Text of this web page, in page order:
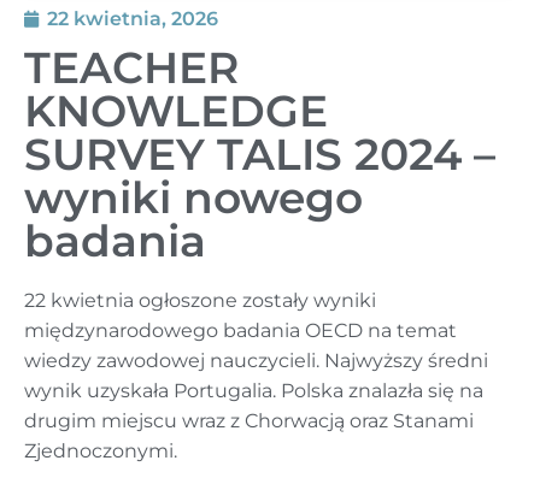
22 kwietnia, 2026
TEACHER
KNOWLEDGE
SURVEY TALIS 2024 –
wyniki nowego
badania
22 kwietnia ogłoszone zostały wyniki
międzynarodowego badania OECD na temat
wiedzy zawodowej nauczycieli. Najwyższy średni
wynik uzyskała Portugalia. Polska znalazła się na
drugim miejscu wraz z Chorwacją oraz Stanami
Zjednoczonymi.